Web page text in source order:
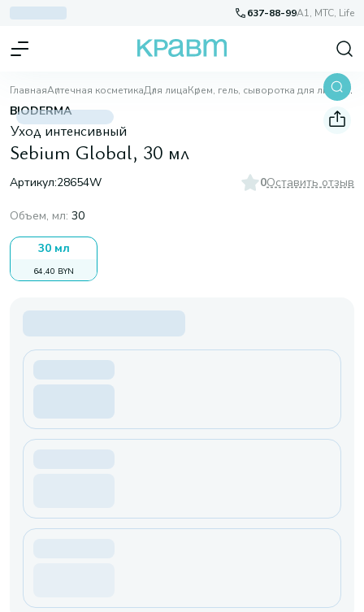
637-88-99A1, МТС, Life
ГлавнаяАптечная косметикаДля лицаКрем, гель, сыворотка для лица Sebium Global, 30 мл
BIODERMA
Уход интенсивный
Sebium Global, 30 мл
Артикул:28654W 0Оставить отзыв
Объем, мл: 30
30 мл
64,40 BYN